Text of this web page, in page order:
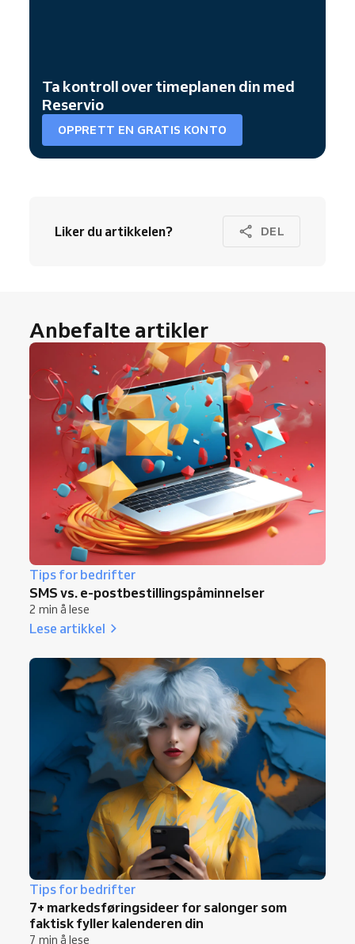
Ta kontroll over timeplanen din med
Reservio
OPPRETT EN GRATIS KONTO
Liker du artikkelen? DEL
Anbefalte artikler
Tips for bedrifter
SMS vs. e-postbestillingspåminnelser
2 min å lese
Lese artikkel
Tips for bedrifter
7+ markedsføringsideer for salonger som
faktisk fyller kalenderen din
7 min å lese